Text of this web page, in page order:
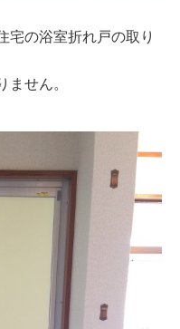
宅の浴室折れ戸の取り
ません。